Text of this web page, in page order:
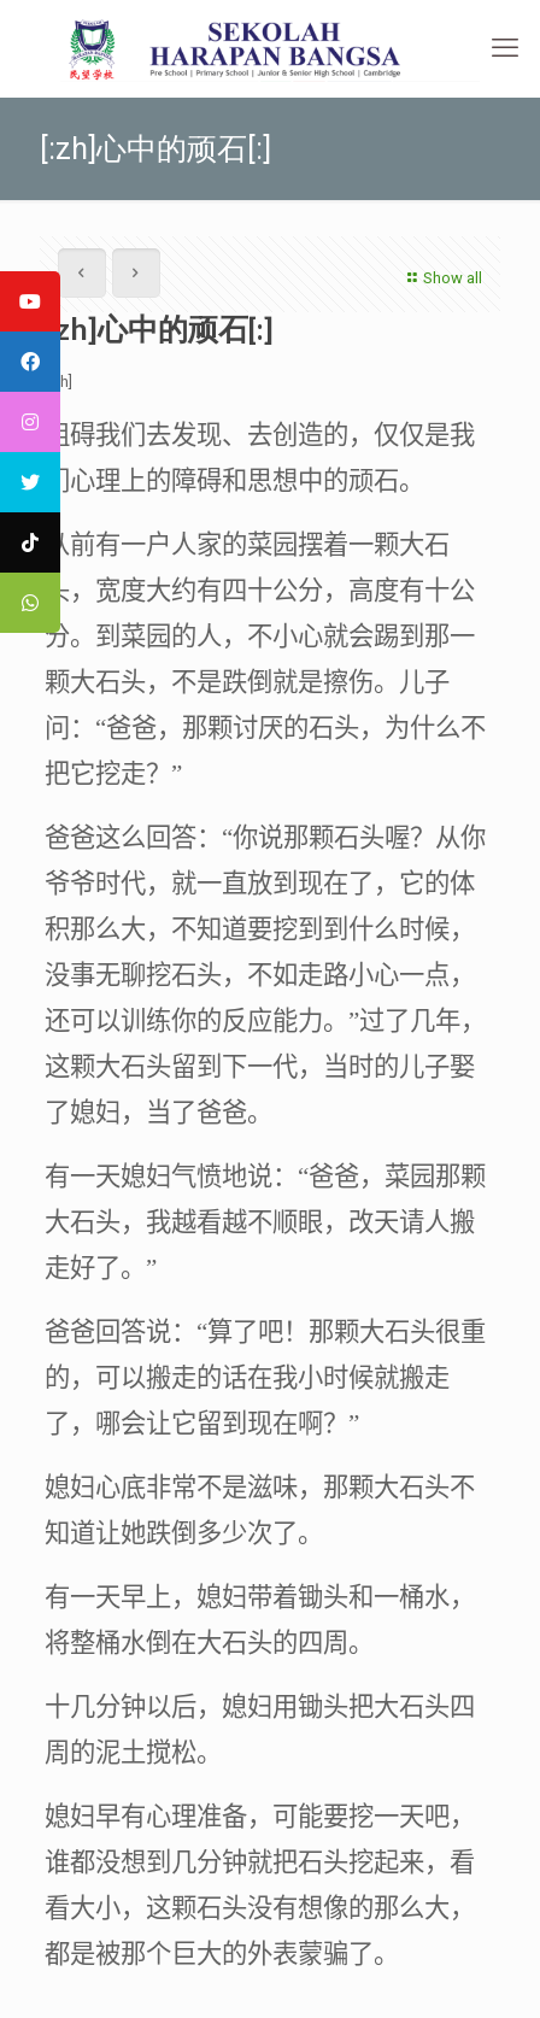
[:zh]心中的顽石[:]
Show all
[:zh]心中的顽石[:]
[:zh]
阻碍我们去发现、去创造的，仅仅是我
们心理上的障碍和思想中的顽石。
从前有一户人家的菜园摆着一颗大石
头，宽度大约有四十公分，高度有十公
分。到菜园的人，不小心就会踢到那一
颗大石头，不是跌倒就是擦伤。儿子
问：“爸爸，那颗讨厌的石头，为什么不
把它挖走？”
爸爸这么回答：“你说那颗石头喔？从你
爷爷时代，就一直放到现在了，它的体
积那么大，不知道要挖到到什么时候，
没事无聊挖石头，不如走路小心一点，
还可以训练你的反应能力。”过了几年，
这颗大石头留到下一代，当时的儿子娶
了媳妇，当了爸爸。
有一天媳妇气愤地说：“爸爸，菜园那颗
大石头，我越看越不顺眼，改天请人搬
走好了。”
爸爸回答说：“算了吧！那颗大石头很重
的，可以搬走的话在我小时候就搬走
了，哪会让它留到现在啊？”
媳妇心底非常不是滋味，那颗大石头不
知道让她跌倒多少次了。
有一天早上，媳妇带着锄头和一桶水，
将整桶水倒在大石头的四周。
十几分钟以后，媳妇用锄头把大石头四
周的泥土搅松。
媳妇早有心理准备，可能要挖一天吧，
谁都没想到几分钟就把石头挖起来，看
看大小，这颗石头没有想像的那么大，
都是被那个巨大的外表蒙骗了。